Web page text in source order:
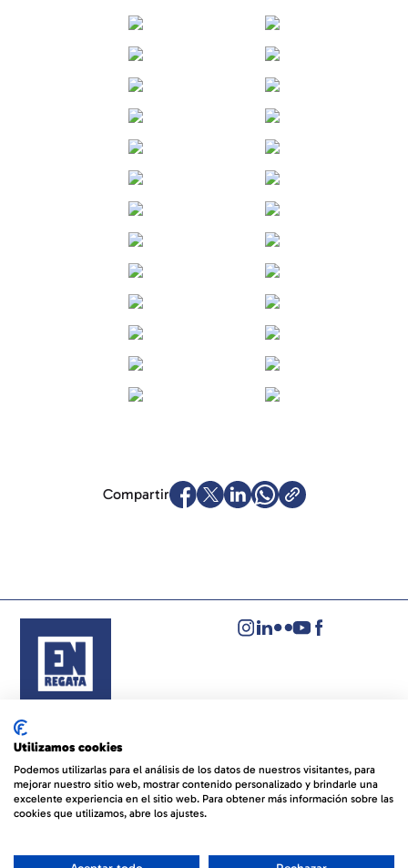
Compartir
© EVENTOS NÁUTICOS REGATA
Política de cookies
By 100x100NET
Utilizamos cookies
Podemos utilizarlas para el análisis de los datos de nuestros visitantes, para
mejorar nuestro sitio web, mostrar contenido personalizado y brindarle una
excelente experiencia en el sitio web. Para obtener más información sobre las
cookies que utilizamos, abre los ajustes.